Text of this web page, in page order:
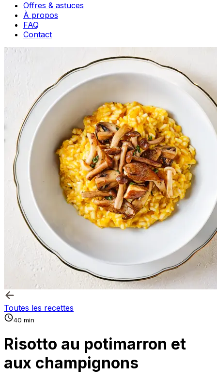
Offres & astuces
À propos
FAQ
Contact
Toutes les recettes
40 min
Risotto au potimarron et
aux champignons